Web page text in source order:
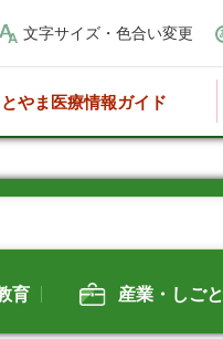
文字サイズ・色合い変更
とやま医療情報ガイド
育 産業・しごと